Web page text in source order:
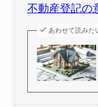
不動産登記の
あわせて読みた